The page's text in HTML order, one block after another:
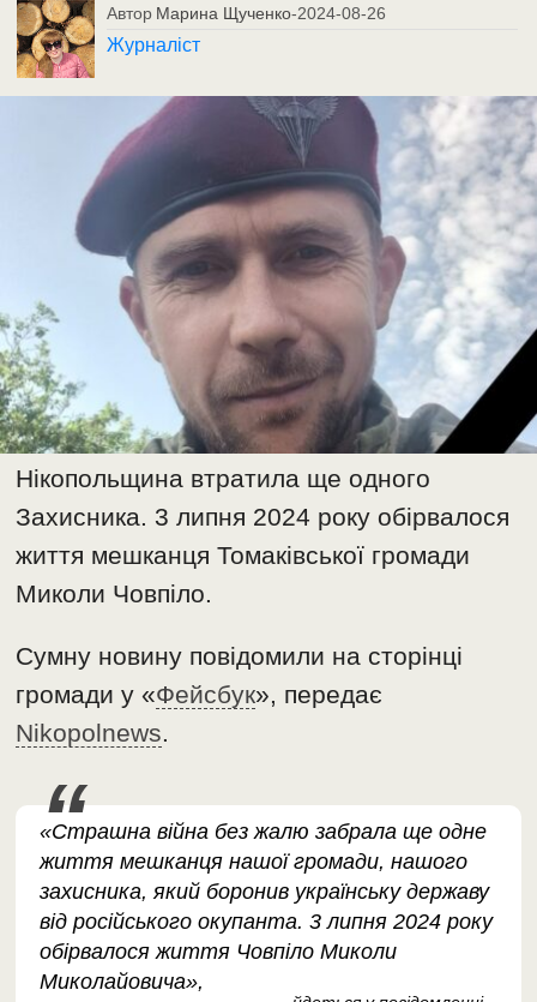
Автор Марина Щученко-2024-08-26
Журналіст
Нікопольщина втратила ще одного
Захисника. 3 липня 2024 року обірвалося
життя мешканця Томаківської громади
Миколи Човпіло.
Сумну новину повідомили на сторінці
громади у «Фейсбук», передає
Nikopolnews.
«Страшна війна без жалю забрала ще одне
життя мешканця нашої громади, нашого
захисника, який боронив українську державу
від російського окупанта. 3 липня 2024 року
обірвалося життя Човпіло Миколи
Миколайовича»,